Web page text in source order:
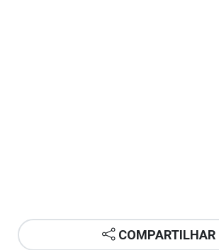
COMPARTILHAR